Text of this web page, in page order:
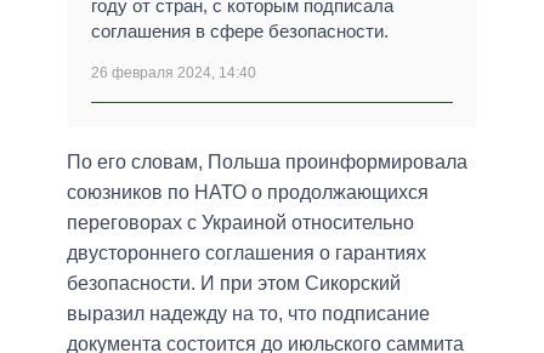
году от стран, с которым подписала
соглашения в сфере безопасности.
26 февраля 2024, 14:40
По его словам, Польша проинформировала
союзников по НАТО о продолжающихся
переговорах с Украиной относительно
двустороннего соглашения о гарантиях
безопасности. И при этом Сикорский
выразил надежду на то, что подписание
документа состоится до июльского саммита